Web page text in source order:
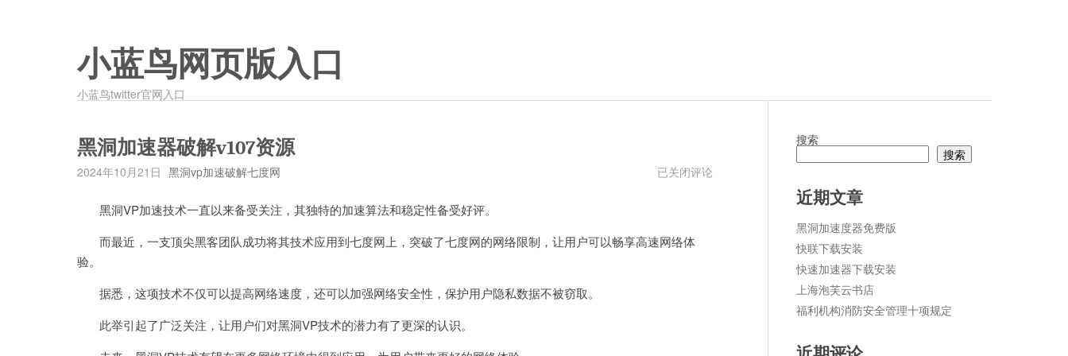
小蓝鸟网页版入口
小蓝鸟twitter官网入口
黑洞加速器破解v107资源
2024年10月21日 黑洞vp加速破解七度网
黑
破
解
已关闭评论
黑洞VP加速技术一直以来备受关注，其独特的加速算法和稳定性备受好评。
而最近，一支顶尖黑客团队成功将其技术应用到七度网上，突破了七度网的网络限制，让用户可以畅享高速网络体
验。
据悉，这项技术不仅可以提高网络速度，还可以加强网络安全性，保护用户隐私数据不被窃取。
此举引起了广泛关注，让用户们对黑洞VP技术的潜力有了更深的认识。
搜索
搜索
近期文章
黑洞加速度器免费版
快联下载安装
快速加速器下载安装
上海泡芙云书店
福利机构消防安全管理十项规定